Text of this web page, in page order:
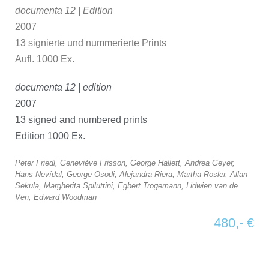
documenta 12 | Edition
2007
13 signierte und nummerierte Prints
Aufl. 1000 Ex.
documenta 12 | edition
2007
13 signed and numbered prints
Edition 1000 Ex.
Peter Friedl, Geneviève Frisson, George Hallett, Andrea Geyer,
Hans Nevídal, George Osodi, Alejandra Riera, Martha Rosler, Allan
Sekula, Margherita Spiluttini, Egbert Trogemann, Lidwien van de
Ven, Edward Woodman
480,- €